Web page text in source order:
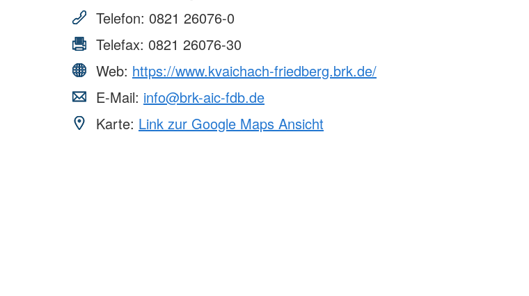
Telefon: 0821 26076-0
Telefax: 0821 26076-30
Web: https://www.kvaichach-friedberg.brk.de/
E-Mail: info@brk-aic-fdb.de
Karte: Link zur Google Maps Ansicht